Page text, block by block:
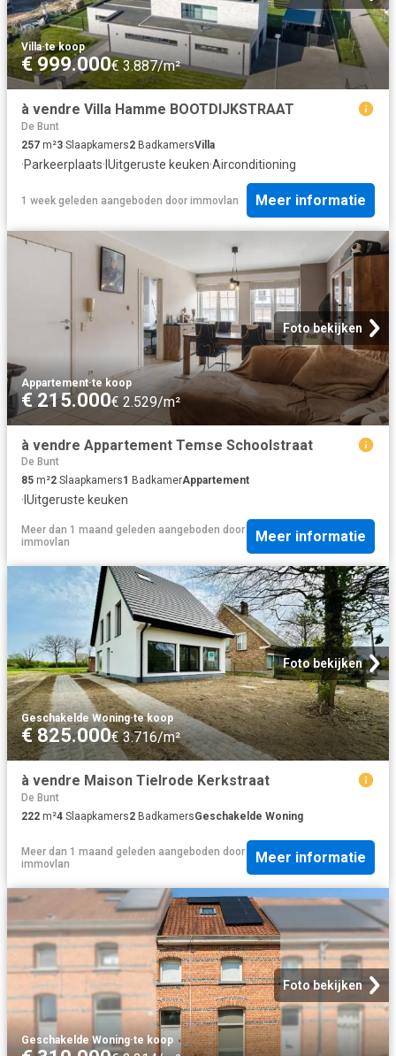
Villa·te koop
€ 999.000€ 3.887/m²
à vendre Villa Hamme BOOTDIJKSTRAAT
De Bunt
257 m²3 Slaapkamers2 BadkamersVilla
·Parkeerplaats· IUitgeruste keuken·Airconditioning
1 week geleden aangeboden door immovlan Meer informatie
Foto bekijken
Appartement·te koop
€ 215.000€ 2.529/m²
à vendre Appartement Temse Schoolstraat
De Bunt
85 m²2 Slaapkamers1 BadkamerAppartement
· IUitgeruste keuken
Meer dan 1 maand geleden aangeboden door
immovlan
Meer informatie
Foto bekijken
Geschakelde Woning·te koop
€ 825.000€ 3.716/m²
à vendre Maison Tielrode Kerkstraat
De Bunt
222 m²4 Slaapkamers2 BadkamersGeschakelde Woning
Meer dan 1 maand geleden aangeboden door
immovlan
Meer informatie
Foto bekijken
Geschakelde Woning·te koop